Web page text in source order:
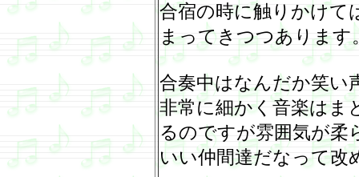
合宿の時に触りかけて
まってきつつあります
合奏中はなんだか笑い
非常に細かく音楽はま
るのですが雰囲気が柔
いい仲間達だなって改